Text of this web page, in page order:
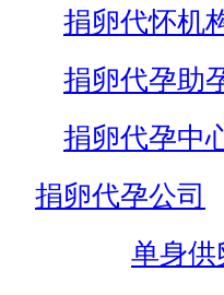
捐卵代怀机
捐卵代孕助
捐卵代孕中
捐卵代孕公司
单身供